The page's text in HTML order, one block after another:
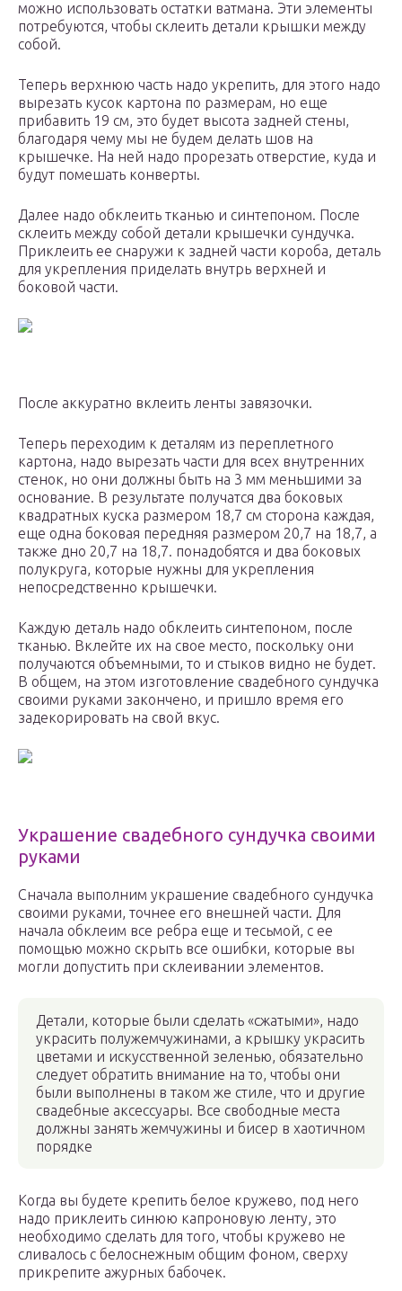
можно использовать остатки ватмана. Эти элементы
потребуются, чтобы склеить детали крышки между
собой.
Теперь верхнюю часть надо укрепить, для этого надо
вырезать кусок картона по размерам, но еще
прибавить 19 см, это будет высота задней стены,
благодаря чему мы не будем делать шов на
крышечке. На ней надо прорезать отверстие, куда и
будут помешать конверты.
Далее надо обклеить тканью и синтепоном. После
склеить между собой детали крышечки сундучка.
Приклеить ее снаружи к задней части короба, деталь
для укрепления приделать внутрь верхней и
боковой части.
После аккуратно вклеить ленты завязочки.
Теперь переходим к деталям из переплетного
картона, надо вырезать части для всех внутренних
стенок, но они должны быть на 3 мм меньшими за
основание. В результате получатся два боковых
квадратных куска размером 18,7 см сторона каждая,
еще одна боковая передняя размером 20,7 на 18,7, а
также дно 20,7 на 18,7. понадобятся и два боковых
полукруга, которые нужны для укрепления
непосредственно крышечки.
Каждую деталь надо обклеить синтепоном, после
тканью. Вклейте их на свое место, поскольку они
получаются объемными, то и стыков видно не будет.
В общем, на этом изготовление свадебного сундучка
своими руками закончено, и пришло время его
задекорировать на свой вкус.
Украшение свадебного сундучка своими
руками
Сначала выполним украшение свадебного сундучка
своими руками, точнее его внешней части. Для
начала обклеим все ребра еще и тесьмой, с ее
помощью можно скрыть все ошибки, которые вы
могли допустить при склеивании элементов.
Детали, которые были сделать «сжатыми», надо
украсить полужемчужинами, а крышку украсить
цветами и искусственной зеленью, обязательно
следует обратить внимание на то, чтобы они
были выполнены в таком же стиле, что и другие
свадебные аксессуары. Все свободные места
должны занять жемчужины и бисер в хаотичном
порядке
Когда вы будете крепить белое кружево, под него
надо приклеить синюю капроновую ленту, это
необходимо сделать для того, чтобы кружево не
сливалось с белоснежным общим фоном, сверху
прикрепите ажурных бабочек.